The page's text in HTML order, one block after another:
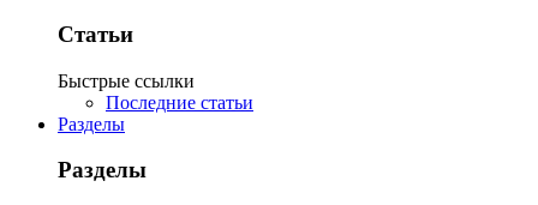
Статьи
Быстрые ссылки
Последние статьи
Разделы
Разделы